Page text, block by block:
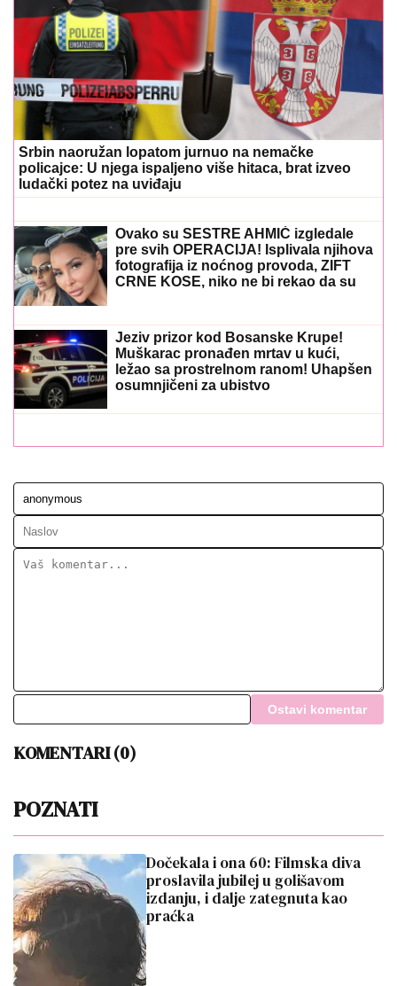
Srbin naoružan lopatom jurnuo na nemačke
policajce: U njega ispaljeno više hitaca, brat izveo
ludački potez na uviđaju
Ovako su SESTRE AHMIĆ izgledale
pre svih OPERACIJA! Isplivala njihova
fotografija iz noćnog provoda, ZIFT
CRNE KOSE, niko ne bi rekao da su
Jeziv prizor kod Bosanske Krupe!
Muškarac pronađen mrtav u kući,
ležao sa prostrelnom ranom! Uhapšen
osumnjičeni za ubistvo
Ostavi komentar
KOMENTARI (0)
POZNATI
Dočekala i ona 60: Filmska diva
proslavila jubilej u golišavom
izdanju, i dalje zategnuta kao
praćka